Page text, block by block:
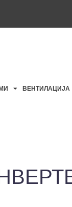
ВЕНТИЛАЦИЈА